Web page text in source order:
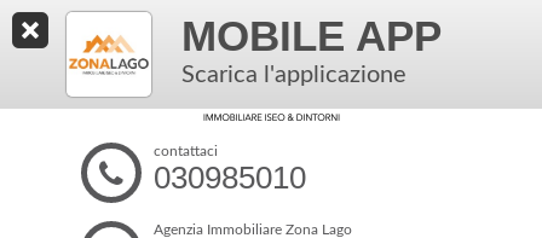
MOBILE APP
Scarica l'applicazione
contattaci
030985010
Agenzia Immobiliare Zona Lago